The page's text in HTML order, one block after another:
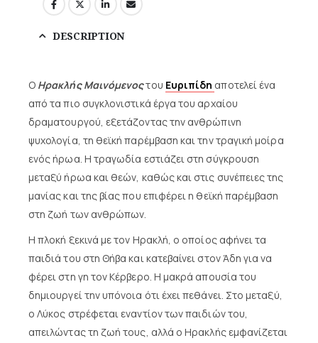
DESCRIPTION
Ο Ηρακλής Μαινόμενοςτου Ευριπίδη αποτελεί ένα
από τα πιο συγκλονιστικά έργα του αρχαίου
δραματουργού, εξετάζοντας την ανθρώπινη
ψυχολογία, τη θεϊκή παρέμβαση και την τραγική μοίρα
ενός ήρωα. Η τραγωδία εστιάζει στη σύγκρουση
μεταξύ ήρωα και θεών, καθώς και στις συνέπειες της
μανίας και της βίας που επιφέρει η θεϊκή παρέμβαση
στη ζωή των ανθρώπων.
Η πλοκή ξεκινά με τον Ηρακλή, ο οποίος αφήνει τα
παιδιά του στη Θήβα και κατεβαίνει στον Άδη για να
φέρει στη γη τον Κέρβερο. Η μακρά απουσία του
δημιουργεί την υπόνοια ότι έχει πεθάνει. Στο μεταξύ,
ο Λύκος στρέφεται εναντίον των παιδιών του,
απειλώντας τη ζωή τους, αλλά ο Ηρακλής εμφανίζεται